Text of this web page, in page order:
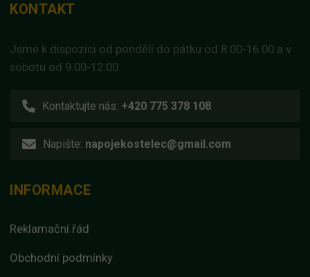
KONTAKT
Jsme k dispozici od pondělí do pátku od 8:00-16.00 a v
sobotu od 9:00-12:00
Kontaktujte nás: +420 775 378 108
Napište: napojekostelec@gmail.com
INFORMACE
Reklamační řád
Obchodní podmínky